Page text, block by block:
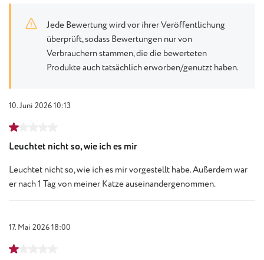
Jede Bewertung wird vor ihrer Veröffentlichung
überprüft, sodass Bewertungen nur von
Verbrauchern stammen, die die bewerteten
Produkte auch tatsächlich erworben/genutzt haben.
10. Juni 2026 10:13
Bewertung mit 1 von 5 Sternen
Leuchtet nicht so, wie ich es mir
Leuchtet nicht so, wie ich es mir vorgestellt habe. Außerdem war
er nach 1 Tag von meiner Katze auseinandergenommen.
17. Mai 2026 18:00
Bewertung mit 1 von 5 Sternen